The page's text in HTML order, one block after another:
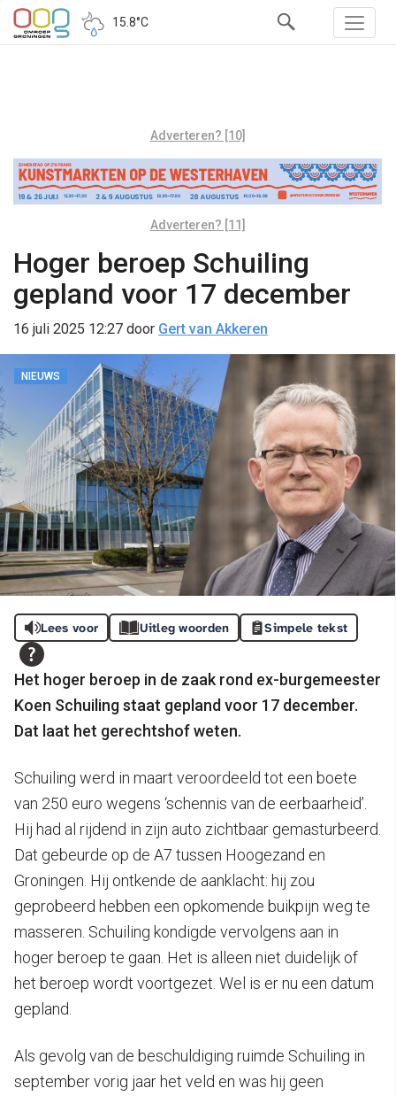
15.8°C
Adverteren? [10]
Adverteren? [11]
Hoger beroep Schuiling
gepland voor 17 december
16 juli 2025 12:27 door Gert van Akkeren
NIEUWS
Lees voor Uitleg woorden Simpele tekst
Het hoger beroep in de zaak rond ex-burgemeester
Koen Schuiling staat gepland voor 17 december.
Dat laat het gerechtshof weten.
Schuiling werd in maart veroordeeld tot een boete
van 250 euro wegens ‘schennis van de eerbaarheid’.
Hij had al rijdend in zijn auto zichtbaar gemasturbeerd.
Dat gebeurde op de A7 tussen Hoogezand en
Groningen. Hij ontkende de aanklacht: hij zou
geprobeerd hebben een opkomende buikpijn weg te
masseren. Schuiling kondigde vervolgens aan in
hoger beroep te gaan. Het is alleen niet duidelijk of
het beroep wordt voortgezet. Wel is er nu een datum
gepland.
Als gevolg van de beschuldiging ruimde Schuiling in
september vorig jaar het veld en was hij geen